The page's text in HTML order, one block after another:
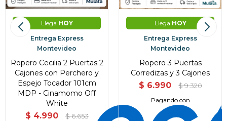
Llega HOY
Entrega Express
Montevideo
Ropero Cecilia 2 Puertas 2
Cajones con Perchero y
Espejo Tocador 101cm
MDP - Cinamomo Off
White
$ 4.990 $ 6.653
Llega HOY
Entrega Express
Montevideo
Ropero 3 Puertas
Corredizas y 3 Cajones
$ 6.990 $ 9.320
Pagando con